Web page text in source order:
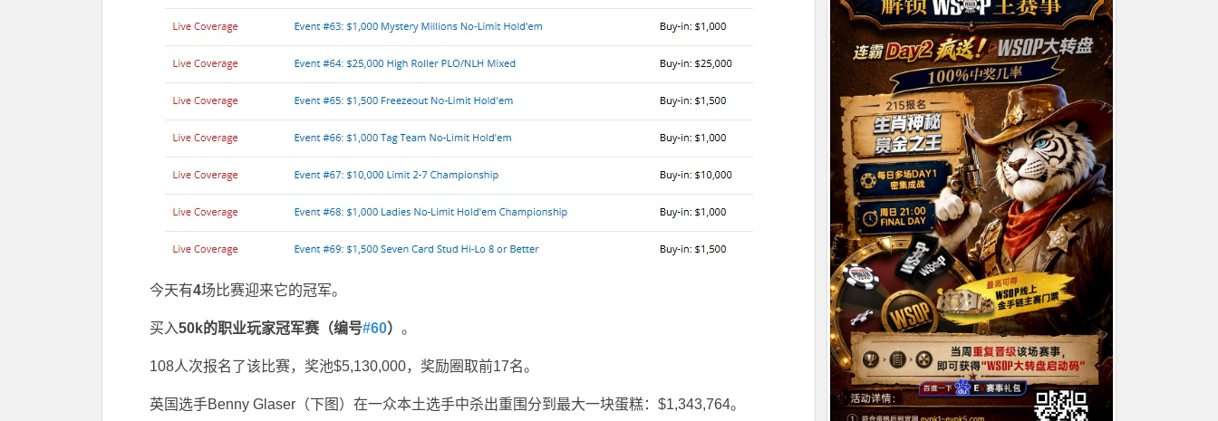
今天有4场比赛迎来它的冠军。
买入50k的职业玩家冠军赛（编号#60） 。
108人次报名了该比赛，奖池$5,130,000，奖励圈取前17名。
英国选手Benny Glaser（下图）在一众本土选手中杀出重围分到最大一块蛋糕：$1,343,764。